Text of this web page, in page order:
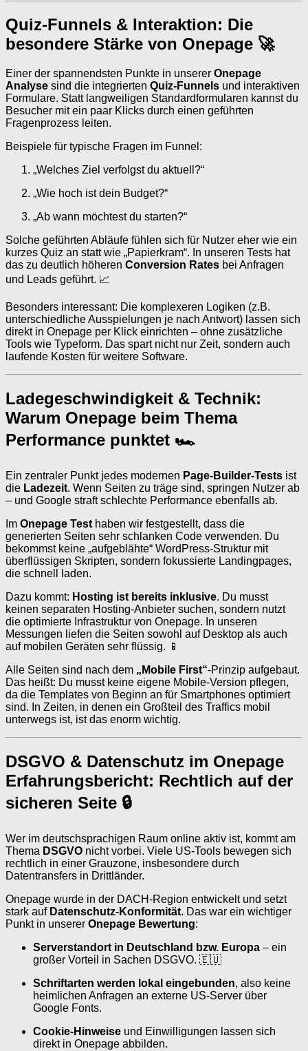
Quiz-Funnels & Interaktion: Die
besondere Stärke von Onepage 🚀
Einer der spannendsten Punkte in unserer Onepage
Analyse sind die integrierten Quiz-Funnels und interaktiven
Formulare. Statt langweiligen Standardformularen kannst du
Besucher mit ein paar Klicks durch einen geführten
Fragenprozess leiten.
Beispiele für typische Fragen im Funnel:
„Welches Ziel verfolgst du aktuell?“
„Wie hoch ist dein Budget?“
„Ab wann möchtest du starten?“
Solche geführten Abläufe fühlen sich für Nutzer eher wie ein
kurzes Quiz an statt wie „Papierkram“. In unseren Tests hat
das zu deutlich höheren Conversion Rates bei Anfragen
und Leads geführt. 📈
Besonders interessant: Die komplexeren Logiken (z.B.
unterschiedliche Ausspielungen je nach Antwort) lassen sich
direkt in Onepage per Klick einrichten – ohne zusätzliche
Tools wie Typeform. Das spart nicht nur Zeit, sondern auch
laufende Kosten für weitere Software.
Ladegeschwindigkeit & Technik:
Warum Onepage beim Thema
Performance punktet 🏎
Ein zentraler Punkt jedes modernen Page-Builder-Tests ist
die Ladezeit. Wenn Seiten zu träge sind, springen Nutzer ab
– und Google straft schlechte Performance ebenfalls ab.
Im Onepage Test haben wir festgestellt, dass die
generierten Seiten sehr schlanken Code verwenden. Du
bekommst keine „aufgeblähte“ WordPress-Struktur mit
überflüssigen Skripten, sondern fokussierte Landingpages,
die schnell laden.
Dazu kommt: Hosting ist bereits inklusive. Du musst
keinen separaten Hosting-Anbieter suchen, sondern nutzt
die optimierte Infrastruktur von Onepage. In unseren
Messungen liefen die Seiten sowohl auf Desktop als auch
auf mobilen Geräten sehr flüssig. 📱
Alle Seiten sind nach dem „Mobile First“-Prinzip aufgebaut.
Das heißt: Du musst keine eigene Mobile-Version pflegen,
da die Templates von Beginn an für Smartphones optimiert
sind. In Zeiten, in denen ein Großteil des Traffics mobil
unterwegs ist, ist das enorm wichtig.
DSGVO & Datenschutz im Onepage
Erfahrungsbericht: Rechtlich auf der
sicheren Seite 🔒
Wer im deutschsprachigen Raum online aktiv ist, kommt am
Thema DSGVO nicht vorbei. Viele US-Tools bewegen sich
rechtlich in einer Grauzone, insbesondere durch
Datentransfers in Drittländer.
Onepage wurde in der DACH-Region entwickelt und setzt
stark auf Datenschutz-Konformität. Das war ein wichtiger
Punkt in unserer Onepage Bewertung:
Serverstandort in Deutschland bzw. Europa – ein
großer Vorteil in Sachen DSGVO. 🇪🇺
Schriftarten werden lokal eingebunden, also keine
heimlichen Anfragen an externe US-Server über
Google Fonts.
Cookie-Hinweise und Einwilligungen lassen sich
direkt in Onepage abbilden.